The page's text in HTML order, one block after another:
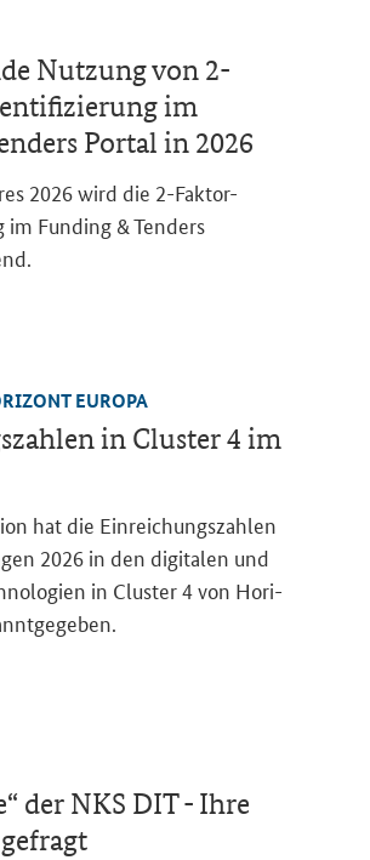
Nut­zung von 2-​
im
Portal in 2026
2026 wird die 2-​Faktor-
im Funding & Tenders
EU­RO­PA
inCluster4 im
hat die Ein­rei­chungs­zah­len
2026 in den di­gi­ta­len und
in Cluster4 von Ho­ri­
der NKS DIT - Ihre